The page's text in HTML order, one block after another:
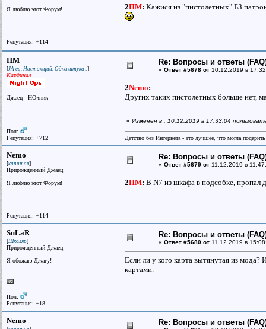
Я люблю этот Форум!
Репутация: +114
2ПМ: Кажися из "пистолетных" БЗ
ПМ
[JA'ец. Настоящий. Одна штука :]
Кардинал
Джаец - НОчник
Пол:
Репутация: +712
Re: Вопросы и ответы
« Ответ #5678 от 10.12.2019 в
2Nemo:
Других таких пистолетных больше нет,
« Изменён в : 10.12.2019 в 17:33:04
Детство без Интернета - это лучшее, что могла
Nemo
[капитан]
Прирожденный Джаец
Я люблю этот Форум!
Репутация: +114
Re: Вопросы и ответы
« Ответ #5679 от 11.12.2019 в
2ПМ: В N7 из шкафа в подсобке, пропал
SuLaR
[Школяр]
Прирожденный Джаец
Я обожаю Джагу!
Пол:
Репутация: +18
Re: Вопросы и ответы
« Ответ #5680 от 11.12.2019 в
Если ли у кого карта вытянутая из
картами.
Nemo Re: Вопросы и ответы